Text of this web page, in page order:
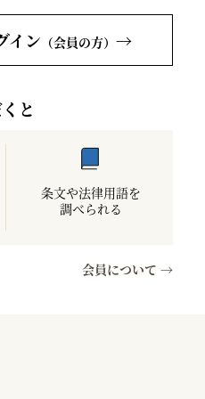
イン （会員の方） →
と
条文や法律用語を
調べられる
会員について →